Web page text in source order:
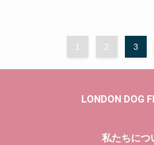
1 2 3
LONDON DOG
私たちにつ